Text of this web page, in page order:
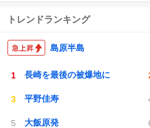
トレンドランキング
島原半島
長崎を最後の被爆地に
平野佳寿
大飯原発